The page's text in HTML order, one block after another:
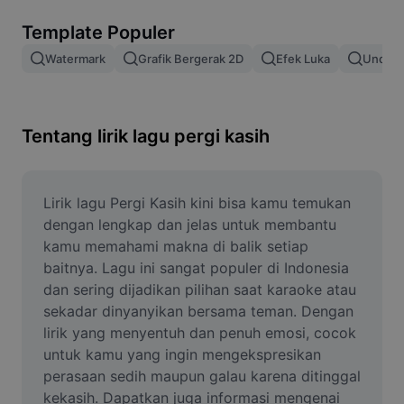
Gabung gambar
Ubah Ukuran Gambar
Pembuat Meme
AI Text Remover
AI People Remover
AI Inpainting
Face Cutout
Template Populer
Watermark Grafik Bergerak 2D Efek Luka Unduh
Tentang lirik lagu pergi kasih
Lirik lagu Pergi Kasih kini bisa kamu temukan
dengan lengkap dan jelas untuk membantu
kamu memahami makna di balik setiap
baitnya. Lagu ini sangat populer di Indonesia
dan sering dijadikan pilihan saat karaoke atau
sekadar dinyanyikan bersama teman. Dengan
lirik yang menyentuh dan penuh emosi, cocok
untuk kamu yang ingin mengekspresikan
perasaan sedih maupun galau karena ditinggal
kekasih. Dapatkan juga informasi mengenai